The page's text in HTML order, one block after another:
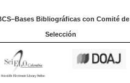
Bibliográficas con Comité de
Selección